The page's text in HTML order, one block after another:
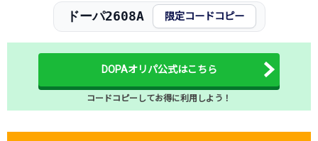
ドーパ2608A 限定コードコピー
DOPAオリパ公式はこちら
コードコピーしてお得に利用しよう！